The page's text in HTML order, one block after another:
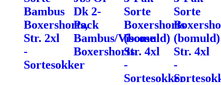
Bambus
Boxershorts,
Str. 2xl
-
Sortesokker
Dk 2-
Pack
Bambus/Viscose
Boxershorts
Sorte
Boxershorts
(bomuld)
Str. 4xl
-
Sortesokker
Sorte
(bomuld)
Str. 4xl
-